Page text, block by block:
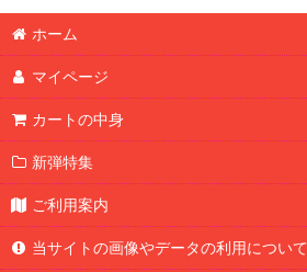
ホーム
マイページ
カートの中身
新弾特集
ご利用案内
当サイトの画像やデータの利用について